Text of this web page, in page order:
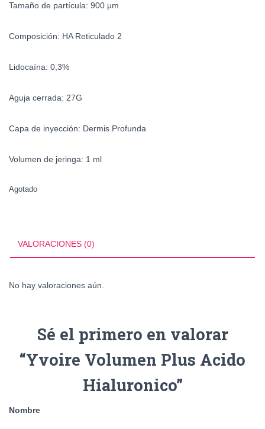
Tamaño de partícula: 900 μm
Composición: HA Reticulado 2
Lidocaína: 0,3%
Aguja cerrada: 27G
Capa de inyección: Dermis Profunda
Volumen de jeringa: 1 ml
Agotado
VALORACIONES (0)
No hay valoraciones aún.
Sé el primero en valorar
“Yvoire Volumen Plus Acido
Hialuronico”
Nombre